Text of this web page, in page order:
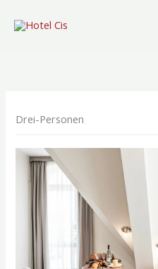
Inhalt
Drei-Personen